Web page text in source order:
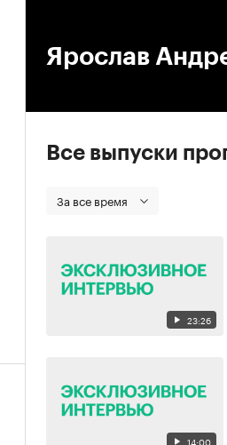
Ярослав
Все выпуски
За все время
23:26
14:00